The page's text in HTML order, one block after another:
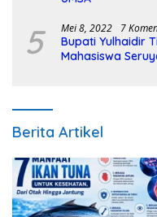
5 Mei 8, 2022 7
Bupati Yulhaidir
Mahasiswa
Berita Artikel